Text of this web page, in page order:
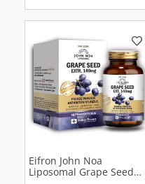
Eifron John Noa
Liposomal Grape Seed